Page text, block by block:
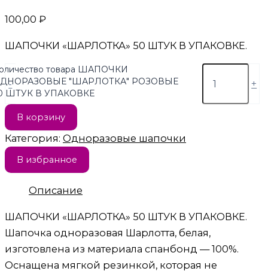
100,00 ₽
ШАПОЧКИ «ШАРЛОТКА» 50 ШТУК В УПАКОВКЕ.
-
товара ШАПОЧКИ
"ШАРЛОТКА" РОЗОВЫЕ
ШТУК В УПАКОВКЕ
+
В корзину
Категория: Одноразовые шапочки
В избранное
Описание
ШАПОЧКИ «ШАРЛОТКА» 50 ШТУК В УПАКОВКЕ.
Шапочка одноразовая Шарлотта, белая,
изготовлена из материала спанбонд — 100%.
Оснащена мягкой резинкой, которая не